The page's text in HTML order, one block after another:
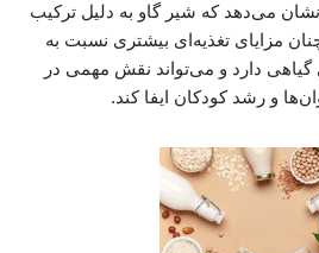
می‌دهد که شیر گاو به دلیل ترکیب
مزایای تغذیه‌ای بیشتری نسبت به
گیاهی دارد و می‌تواند نقش مهمی در
و رشد کودکان ایفا کند.